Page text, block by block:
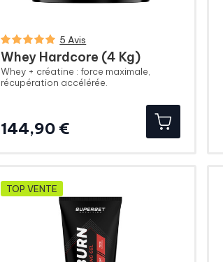
5 Avis
Whey Hardcore (4 Kg)
Whey + créatine : force maximale,
récupération accélérée.
144,90 €Prix
TOP VENTE